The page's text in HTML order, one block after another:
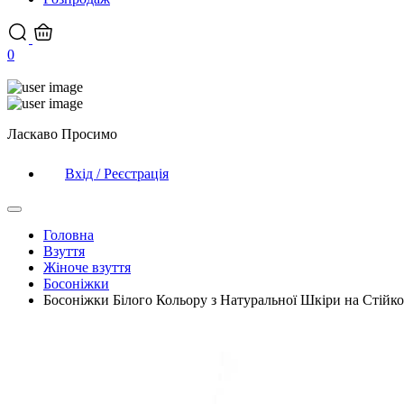
0
Ласкаво Просимо
Вхід / Реєстрація
Головна
Взуття
Жіноче взуття
Босоніжки
Босоніжки Білого Кольору з Натуральної Шкіри на